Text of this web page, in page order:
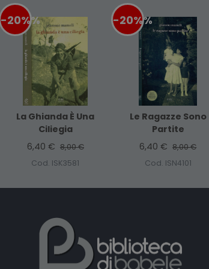
-20%%
La Ghianda È Una
Ciliegia
6,40 € 8,00 €
Cod. ISK3581
-20%%
Le Ragazze Sono
Partite
6,40 € 8,00 €
Cod. ISN4101